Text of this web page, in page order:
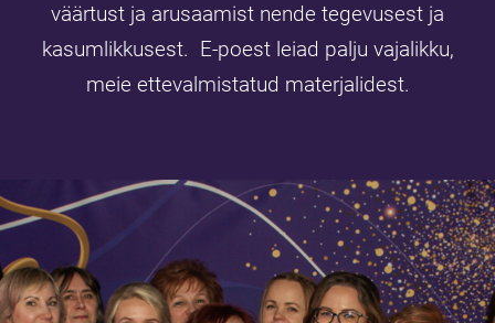
väärtust ja arusaamist nende tegevusest ja
kasumlikkusest. E-poest leiad palju vajalikku,
meie ettevalmistatud materjalidest.